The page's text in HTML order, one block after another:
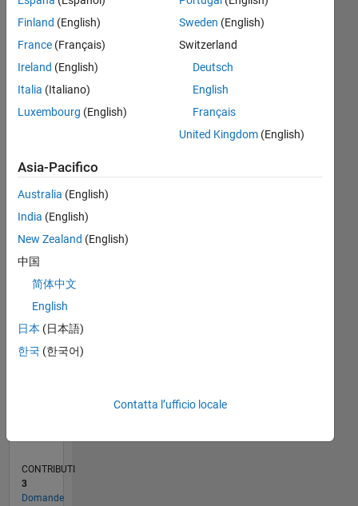
Dashboard
All M…
F…
CONTRIBUTI
L
05/20
01/21
09/21
05/22
01/23
09/23
05/24
01/25
09/25
05/26
02/21
11/21
08/22
05/23
02/24
11/24
08/25
04/21
03/22
02/23
01/24
12/24
11/25
RANK
CONTRIBUTI
3
Domande
Finland (English)
France (Français)
Ireland (English)
Italia (Italiano)
Luxembourg (English)
Sweden (English)
Switzerland
Deutsch
English
Français
United Kingdom(English)
Asia-Pacifico
Australia (English)
India (English)
New Zealand (English)
中国
简体中文
English
日本 (日本語)
한국 (한국어)
Contatta l’ufficio locale